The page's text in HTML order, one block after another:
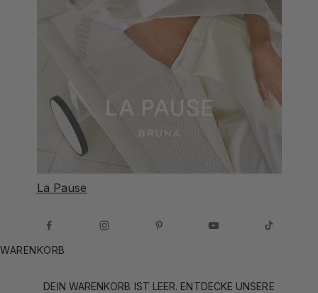
La Pause
WARENKORB
DEIN WARENKORB IST LEER. ENTDECKE UNSERE